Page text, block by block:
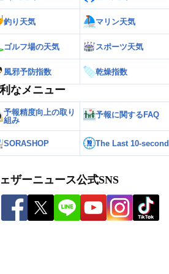
釣り天気 マリン天気
ゴルフ場の天気 スポーツ天気
風邪予防指数 乾燥指数
なメニュー
予報精度向上の取り
組み
予報に関するFAQ
SORASHOP The Last 10-second
ザーニュース公式SNS